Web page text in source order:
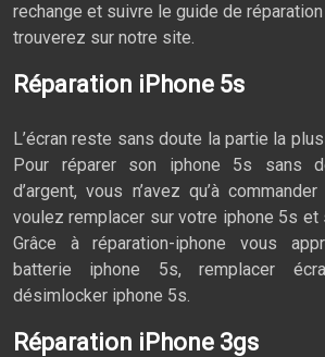
rechange et suivre le guide de
trouverez sur notre site.
Réparation iPhone 5s
L’écran reste sans doute la partie la
Pour réparer son iphone 5s sans
d’argent, vous n’avez qu’à
voulez remplacer sur votre iphone 5s et
Grâce à réparation-iphone vous
batterie iphone 5s, remplacer
désimlocker iphone 5s.
Réparation iPhone 3gs